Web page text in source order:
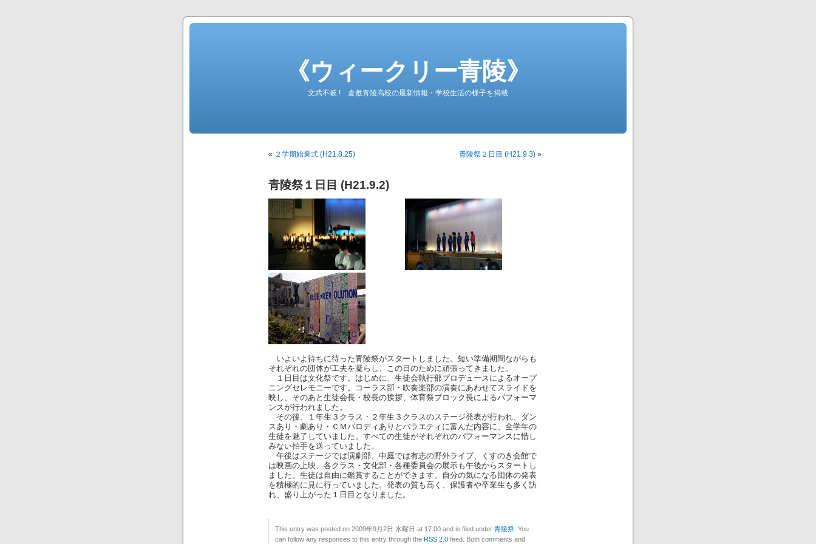
《ウィークリー青陵》
文武不岐 ! 倉敷青陵高校の最新情報・学校生活の様子を掲載
« ２学期始業式 (H21.8.25) 青陵祭２日目 (H21.9.3) »
青陵祭１日目 (H21.9.2)
いよいよ待ちに待った青陵祭がスタートしました。短い準備期間ながらも
それぞれの団体が工夫を凝らし、この日のために頑張ってきました。
１日目は文化祭です。はじめに、生徒会執行部プロデュースによるオープ
ニングセレモニーです。コーラス部・吹奏楽部の演奏にあわせてスライドを
映し、そのあと生徒会長・校長の挨拶、体育祭ブロック長によるパフォーマ
ンスが行われました。
その後、１年生３クラス・２年生３クラスのステージ発表が行われ、ダン
スあり・劇あり・ＣＭパロディありとバラエティに富んだ内容に、全学年の
生徒を魅了していました。すべての生徒がそれぞれのパフォーマンスに惜し
みない拍手を送っていました。
午後はステージでは演劇部、中庭では有志の野外ライブ、くすのき会館で
は映画の上映、各クラス・文化部・各種委員会の展示も午後からスタートし
ました。生徒は自由に鑑賞することができます。自分の気になる団体の発表
を積極的に見に行っていました。発表の質も高く、保護者や卒業生も多く訪
れ、盛り上がった１日目となりました。
This entry was posted on 2009年9月2日 水曜日 at 17:00 and is filed under 青陵祭 . You
can follow any responses to this entry through the RSS 2.0 feed. Both comments and